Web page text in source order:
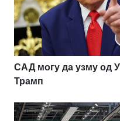
САД могу да узму од
Трамп